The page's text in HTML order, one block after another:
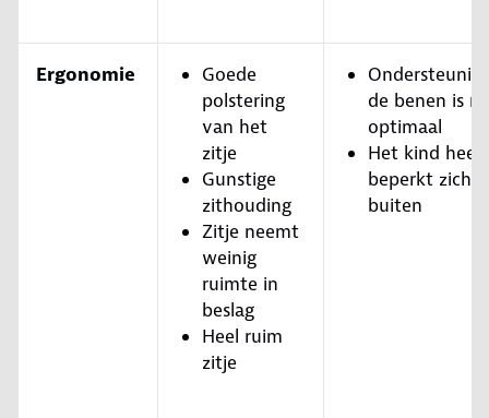
Ergonomie
Goede
polstering
van het
zitje
Gunstige
zithouding
Zitje neemt
weinig
ruimte in
beslag
Heel ruim
zitje
de benen is
optimaal
Het kind
beperkt zicht
buiten